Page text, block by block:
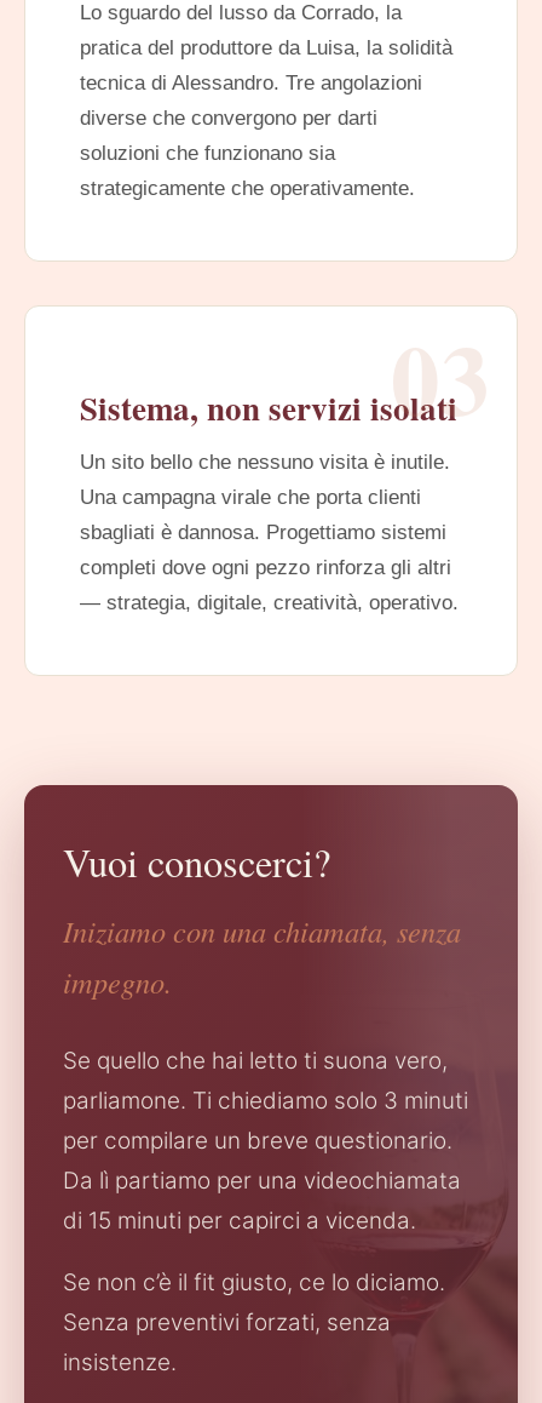
Lo sguardo del lusso da Corrado, la
pratica del produttore da Luisa, la solidità
tecnica di Alessandro. Tre angolazioni
diverse che convergono per darti
soluzioni che funzionano sia
strategicamente che operativamente.
03
Sistema, non servizi isolati
Un sito bello che nessuno visita è inutile.
Una campagna virale che porta clienti
sbagliati è dannosa. Progettiamo sistemi
completi dove ogni pezzo rinforza gli altri
— strategia, digitale, creatività, operativo.
Vuoi conoscerci?
Iniziamo con una chiamata, senza
impegno.
Se quello che hai letto ti suona vero,
parliamone. Ti chiediamo solo 3 minuti
per compilare un breve questionario.
Da lì partiamo per una videochiamata
di 15 minuti per capirci a vicenda.
Se non c’è il fit giusto, ce lo diciamo.
Senza preventivi forzati, senza
insistenze.